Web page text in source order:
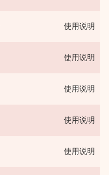
使用说明
使用说明
使用说明
使用说明
使用说明